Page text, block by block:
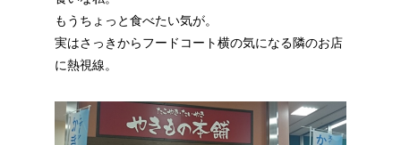
もうちょっと食べたい気が。
実はさっきからフードコート横の気になる隣のお店
に熱視線。